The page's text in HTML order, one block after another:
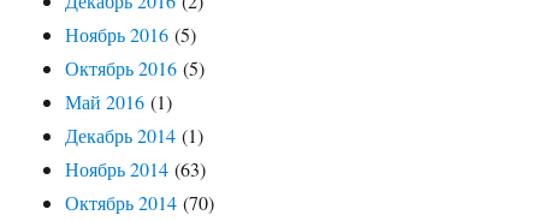
Ноябрь 2016 (5)
Октябрь 2016 (5)
Май 2016 (1)
Декабрь 2014 (1)
Ноябрь 2014 (63)
Октябрь 2014 (70)